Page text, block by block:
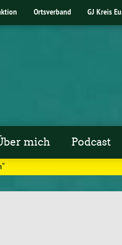
Ortsverband GJ Kreis
mich Podcast